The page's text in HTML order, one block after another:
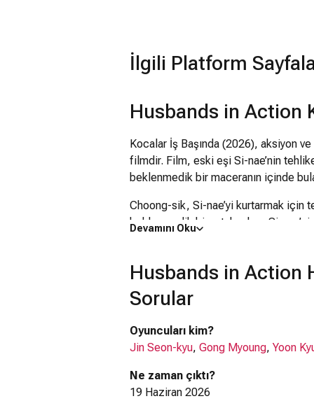
İlgili Platform
Husbands in Action
Kocalar İş Başında (2026), aksiyon
filmdir. Film, eski eşi Si-nae’nin
beklenmedik bir maceranın içinde
Choong-sik, Si-nae’yi kurtarmak için
beklenmedik bir ortak çıkar: Si-
getirir.
Zaman daralırken Choong-sik ve
iki rakip erkeğin sıra dışı iş birliğini
Devamını Oku
Husbands in Action
Sorular
Oyuncuları kim?
Jin Seon-kyu, Gong Myoung, Yoon
Ne zaman çıktı?
19 Haziran 2026